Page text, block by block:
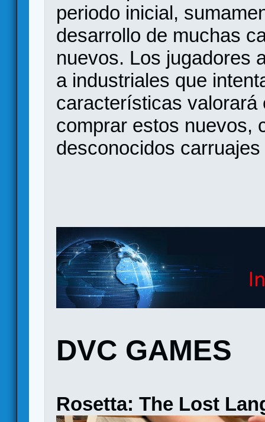
periodo inicial,
desarrollo de muchas
nuevos. Los jugadores
a industriales que
características valorará
comprar estos nuevos,
desconocidos
DVC GAMES
Rosetta: The Lost